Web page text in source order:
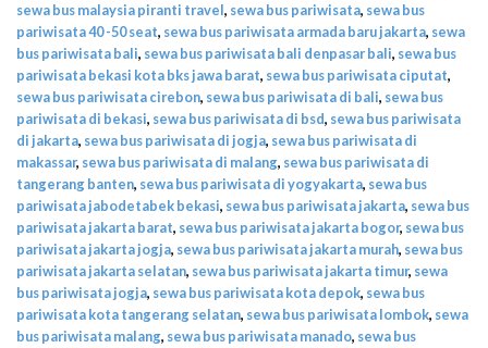
sewa bus malaysia piranti travel, sewa bus pariwisata, sewa bus
pariwisata 40 -50 seat, sewa bus pariwisata armada baru jakarta, sewa
bus pariwisata bali, sewa bus pariwisata bali denpasar bali, sewa bus
pariwisata bekasi kota bks jawa barat, sewa bus pariwisata ciputat,
sewa bus pariwisata cirebon, sewa bus pariwisata di bali, sewa bus
pariwisata di bekasi, sewa bus pariwisata di bsd, sewa bus pariwisata
di jakarta, sewa bus pariwisata di jogja, sewa bus pariwisata di
makassar, sewa bus pariwisata di malang, sewa bus pariwisata di
tangerang banten, sewa bus pariwisata di yogyakarta, sewa bus
pariwisata jabodetabek bekasi, sewa bus pariwisata jakarta, sewa bus
pariwisata jakarta barat, sewa bus pariwisata jakarta bogor, sewa bus
pariwisata jakarta jogja, sewa bus pariwisata jakarta murah, sewa bus
pariwisata jakarta selatan, sewa bus pariwisata jakarta timur, sewa
bus pariwisata jogja, sewa bus pariwisata kota depok, sewa bus
pariwisata kota tangerang selatan, sewa bus pariwisata lombok, sewa
bus pariwisata malang, sewa bus pariwisata manado, sewa bus